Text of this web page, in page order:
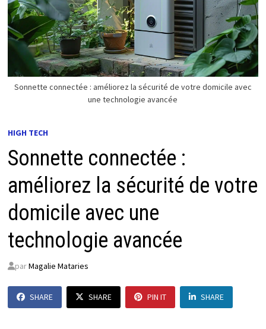
Sonnette connectée : améliorez la sécurité de votre domicile avec
une technologie avancée
HIGH TECH
Sonnette connectée :
améliorez la sécurité de votre
domicile avec une
technologie avancée
parMagalie Mataries
SHARE SHARE PIN IT SHARE